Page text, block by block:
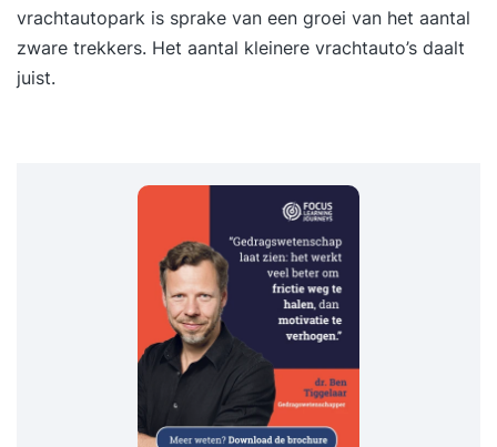
vrachtautopark is sprake van een groei van het aantal
zware trekkers. Het aantal kleinere vrachtauto’s daalt
juist.